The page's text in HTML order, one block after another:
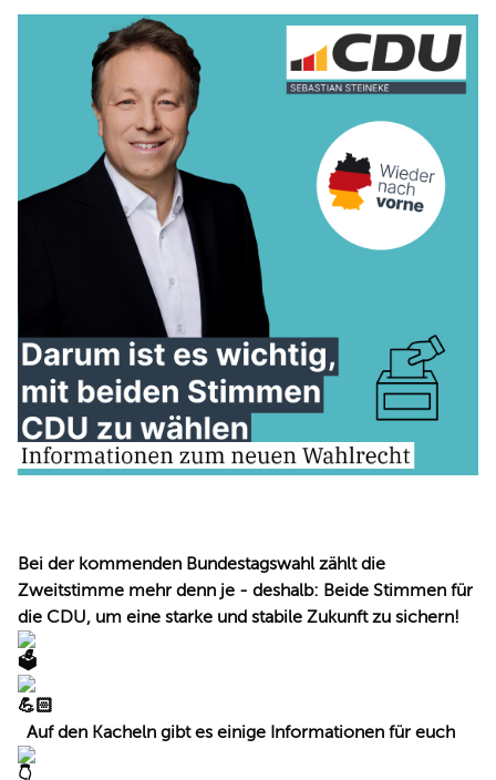
Bei der kommenden Bundestagswahl zählt die
Zweitstimme mehr denn je - deshalb: Beide Stimmen für
die CDU, um eine starke und stabile Zukunft zu sichern!
Auf den Kacheln gibt es einige Informationen für euch